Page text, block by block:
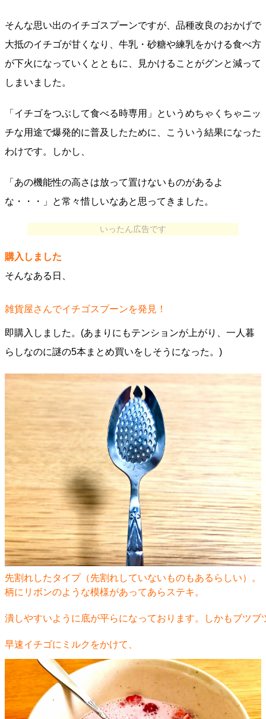
そんな思い出のイチゴスプーンですが、品種改良のおかげで
大抵のイチゴが甘くなり、牛乳・砂糖や練乳をかける食べ方
が下火になっていくとともに、見かけることがグンと減って
しまいました。
「イチゴをつぶして食べる時専用」というめちゃくちゃニッ
チな用途で爆発的に普及したために、こういう結果になった
わけです。しかし、
「あの機能性の高さは放って置けないものがあるよ
な・・・」と常々惜しいなあと思ってきました。
いったん広告です
購入しました
そんなある日、
雑貨屋さんでイチゴスプーンを発見！
即購入しました。(あまりにもテンションが上がり、一人暮
らしなのに謎の5本まとめ買いをしそうになった。)
先割れしたタイプ（先割れしていないものもあるらしい）。
柄にリボンのような模様があってあらステキ。
潰しやすいように底が平らになっております。しかもブツ
早速イチゴにミルクをかけて、